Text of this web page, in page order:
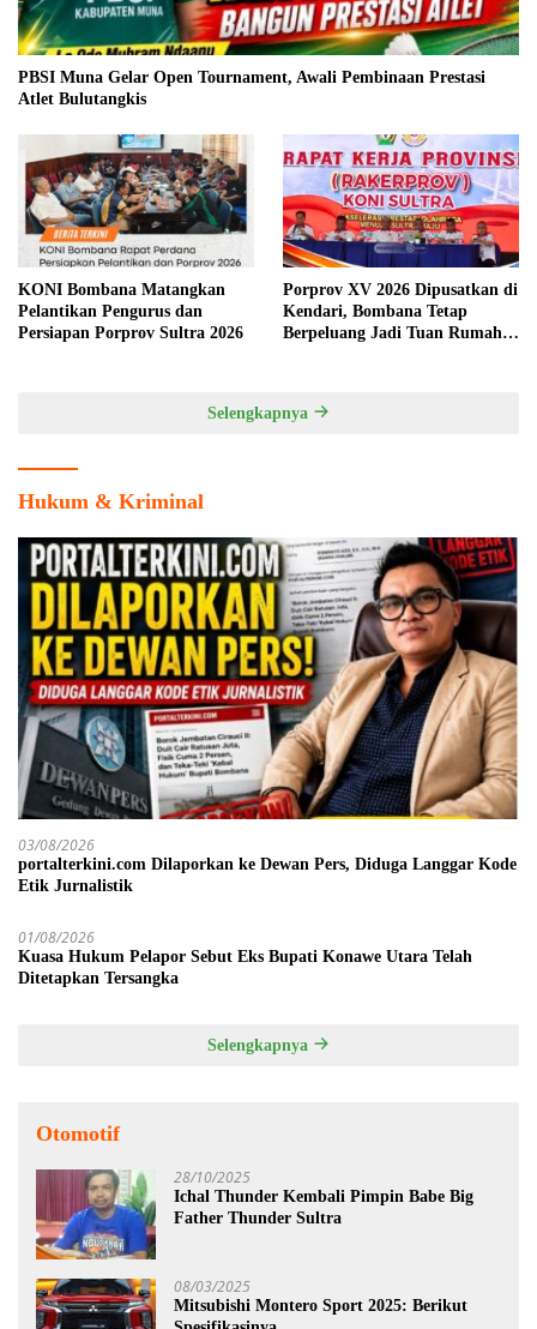
PBSI Muna Gelar Open Tournament, Awali Pembinaan Prestasi
Atlet Bulutangkis
KONI Bombana Matangkan
Pelantikan Pengurus dan
Persiapan Porprov Sultra 2026
Porprov XV 2026 Dipusatkan di
Kendari, Bombana Tetap
Berpeluang Jadi Tuan Rumah
Selengkapnya
Hukum & Kriminal
03/08/2026
portalterkini.com Dilaporkan ke Dewan Pers, Diduga Langgar Kode
Etik Jurnalistik
01/08/2026
Kuasa Hukum Pelapor Sebut Eks Bupati Konawe Utara Telah
Ditetapkan Tersangka
Selengkapnya
Otomotif
28/10/2025
Ichal Thunder Kembali Pimpin Babe Big
Father Thunder Sultra
08/03/2025
Mitsubishi Montero Sport 2025: Berikut